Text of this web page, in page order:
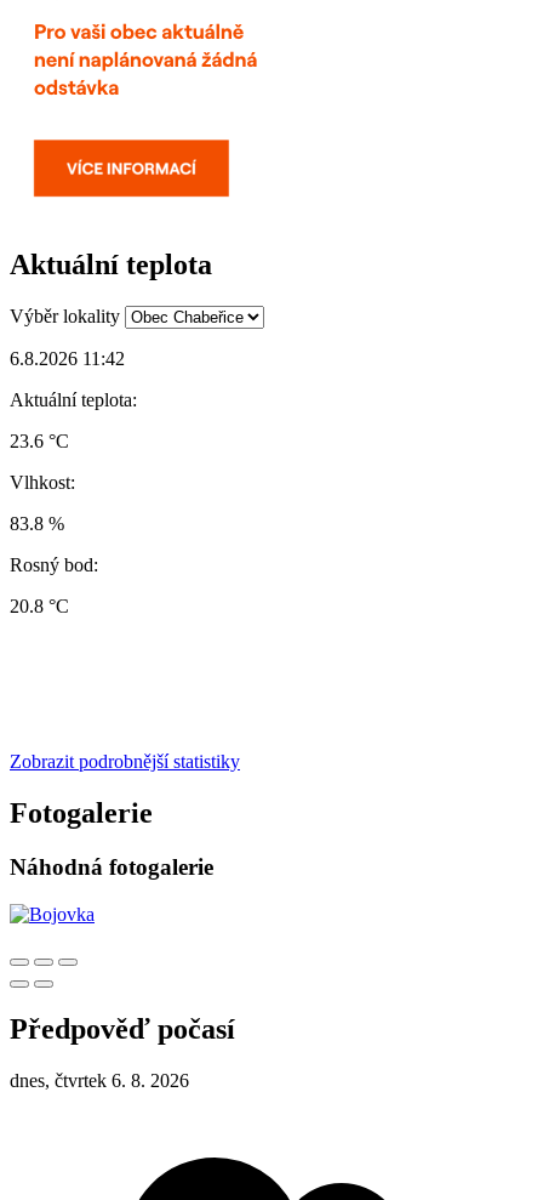
Aktuální teplota
Výběr lokality
6.8.2026 11:42
Aktuální teplota:
23.6 °C
Vlhkost:
83.8 %
Rosný bod:
20.8 °C
Zobrazit podrobnější statistiky
Fotogalerie
Náhodná fotogalerie
Předpověď počasí
dnes, čtvrtek 6. 8. 2026